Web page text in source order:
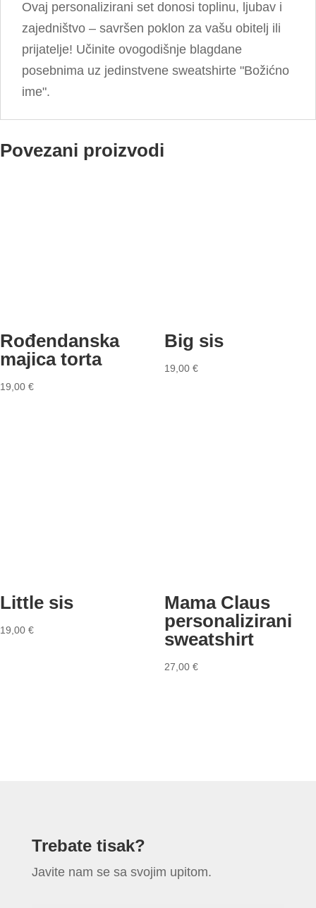
Ovaj personalizirani set donosi toplinu, ljubav i
zajedništvo – savršen poklon za vašu obitelj ili
prijatelje! Učinite ovogodišnje blagdane
posebnima uz jedinstvene sweatshirte "Božićno
ime".
Povezani proizvodi
Rođendanska
majica torta
19,00 €
Big sis
19,00 €
Little sis
19,00 €
Mama Claus
personalizirani
sweatshirt
27,00 €
Trebate tisak?
Javite nam se sa svojim upitom.